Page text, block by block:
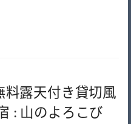
料露天付き貸切風
: 山のよろこび